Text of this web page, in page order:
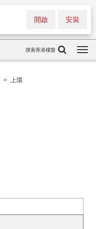
安裝
開啟
搜索香港樓盤
> 上環